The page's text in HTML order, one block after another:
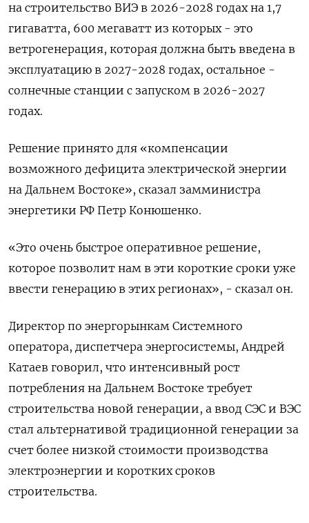
на строительство ВИЭ в 2026-2028 годах на 1,7
гигаватта, 600 мегаватт из которых - это
ветрогенерация, которая должна быть введена в
эксплуатацию в 2027-2028 годах, остальное -
солнечные станции с запуском в 2026-2027
годах.
Решение принято для «компенсации
возможного дефицита электрической энергии
на Дальнем Востоке», сказал замминистра
энергетики РФ Петр Конюшенко.
«Это очень быстрое оперативное решение,
которое позволит нам в эти короткие сроки уже
ввести генерацию в этих регионах», - сказал он.
Директор по энергорынкам Системного
оператора, диспетчера энергосистемы, Андрей
Катаев говорил, что интенсивный рост
потребления на Дальнем Востоке требует
строительства новой генерации, а ввод СЭС и ВЭС
стал альтернативой традиционной генерации за
счет более низкой стоимости производства
электроэнергии и коротких сроков
строительства.